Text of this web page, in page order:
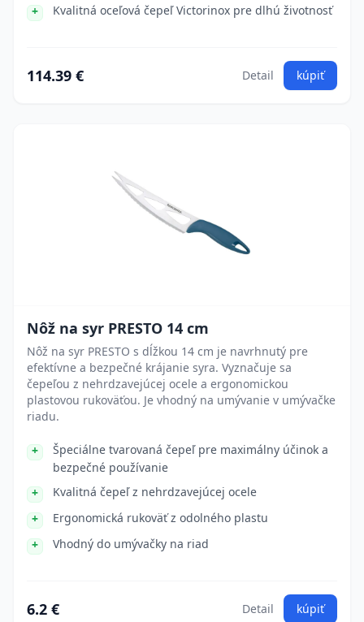
Kvalitná oceľová čepeľ Victorinox pre dlhú životnosť
114.39 € Detail kúpiť
Nôž na syr PRESTO 14 cm
Nôž na syr PRESTO s dĺžkou 14 cm je navrhnutý pre
efektívne a bezpečné krájanie syra. Vyznačuje sa
čepeľou z nehrdzavejúcej ocele a ergonomickou
plastovou rukoväťou. Je vhodný na umývanie v umývačke
riadu.
Špeciálne tvarovaná čepeľ pre maximálny účinok a
bezpečné používanie
Kvalitná čepeľ z nehrdzavejúcej ocele
Ergonomická rukoväť z odolného plastu
Vhodný do umývačky na riad
6.2 € Detail kúpiť